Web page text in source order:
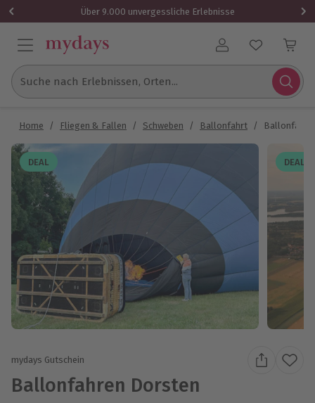
Über 9.000 unvergessliche Erlebnisse
Benutzerkonto
Suche nach Erlebnissen, Orten...
Home / Fliegen & Fallen / Schweben / Ballonfahrt /
DEAL DEAL
mydays Gutschein
Ballonfahren Dorsten